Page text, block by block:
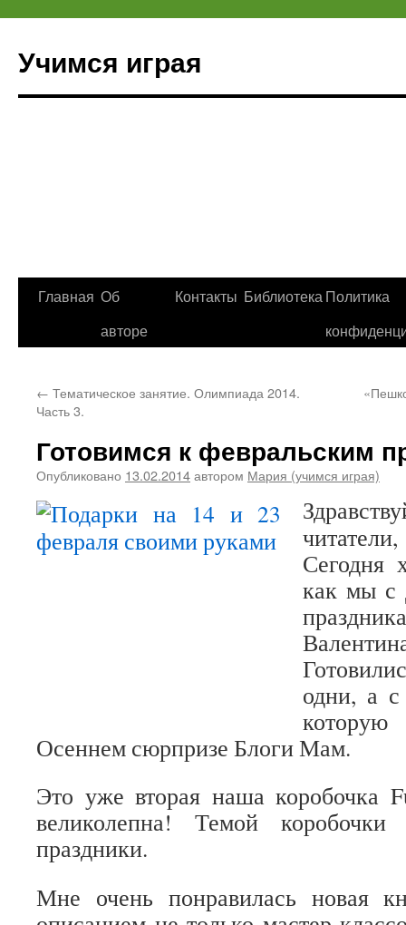
Учимся играя
Перейти
Главная Об
авторе
Контакты Библиотека Политика
← Тематическое занятие. Олимпиада 2014.
Часть 3.
Готовимся к февральским
Опубликовано 13.02.2014автором Мария (учимся играя)
Сегодня
как мы с
одни, а с
Осеннем сюрпризе Блоги Мам.
Это уже вторая наша коробочка
великолепна! Темой коробочки
праздники.
Мне очень понравилась новая